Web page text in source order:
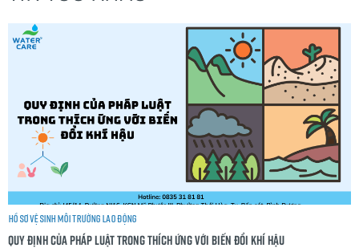
Hồ sơ vệ sinh môi trường lao động
Quy định của pháp luật trong thích ứng với biến đổi khí hậu